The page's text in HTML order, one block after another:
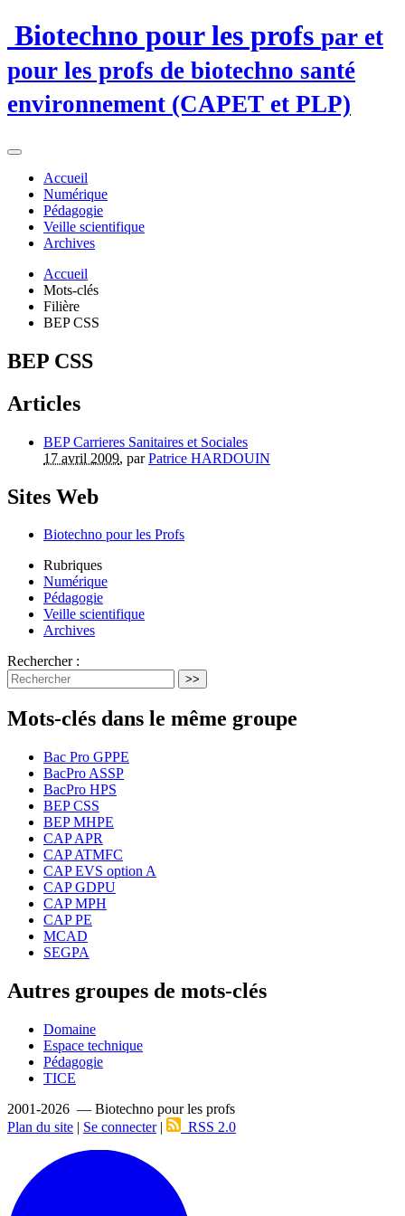
Biotechno pour les profs par et
pour les profs de biotechno santé
environnement (CAPET et PLP)
Accueil
Numérique
Pédagogie
Veille scientifique
Archives
Accueil
Mots-clés
Filière
BEP CSS
BEP CSS
Articles
BEP Carrieres Sanitaires et Sociales
17 avril 2009, parPatrice HARDOUIN
Sites Web
Biotechno pour les Profs
Rubriques
Numérique
Pédagogie
Veille scientifique
Archives
Rechercher :
>>
Mots-clés dans le même groupe
Bac Pro GPPE
BacPro ASSP
BacPro HPS
BEP CSS
BEP MHPE
CAP APR
CAP ATMFC
CAP EVS option A
CAP GDPU
CAP MPH
CAP PE
MCAD
SEGPA
Autres groupes de mots-clés
Domaine
Espace technique
Pédagogie
TICE
2001-2026 — Biotechno pour les profs
Plan du site | Se connecter| RSS 2.0